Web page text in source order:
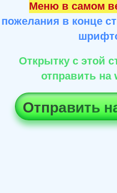
Меню в самом
пожелания в конце
Открытку с этой
отправить на
Отправить